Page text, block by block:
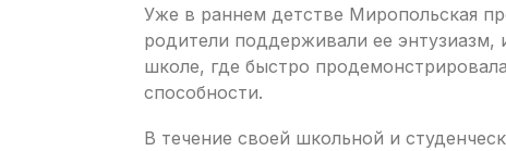
Уже в раннем детстве Миропольская
родители поддерживали ее энтузиазм,
школе, где быстро
способности.
В течение своей школьной и